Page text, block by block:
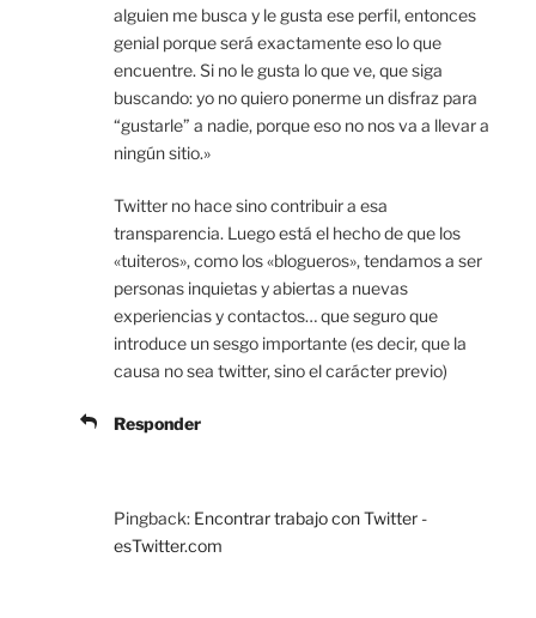
alguien me busca y le gusta ese perfil, entonces
genial porque será exactamente eso lo que
encuentre. Si no le gusta lo que ve, que siga
buscando: yo no quiero ponerme un disfraz para
“gustarle” a nadie, porque eso no nos va a llevar a
ningún sitio.»
Twitter no hace sino contribuir a esa
transparencia. Luego está el hecho de que los
«tuiteros», como los «blogueros», tendamos a ser
personas inquietas y abiertas a nuevas
experiencias y contactos… que seguro que
introduce un sesgo importante (es decir, que la
causa no sea twitter, sino el carácter previo)
Responder
Pingback: Encontrar trabajo con Twitter -
esTwitter.com